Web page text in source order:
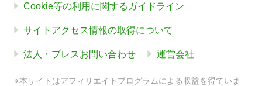
Cookie等の利用に関するガイドライン
サイトアクセス情報の取得について
法人・プレスお問い合わせ 運営会社
※本サイトはアフィリエイトプログラムによる収益を得ていま